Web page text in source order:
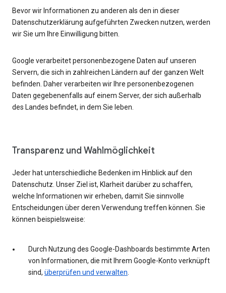
Bevor wir Informationen zu anderen als den in dieser
Datenschutzerklärung aufgeführten Zwecken nutzen, werden
wir Sie um Ihre Einwilligung bitten.
Google verarbeitet personenbezogene Daten auf unseren
Servern, die sich in zahlreichen Ländern auf der ganzen Welt
befinden. Daher verarbeiten wir Ihre personenbezogenen
Daten gegebenenfalls auf einem Server, der sich außerhalb
des Landes befindet, in dem Sie leben.
Transparenz und Wahlmöglichkeit
Jeder hat unterschiedliche Bedenken im Hinblick auf den
Datenschutz. Unser Ziel ist, Klarheit darüber zu schaffen,
welche Informationen wir erheben, damit Sie sinnvolle
Entscheidungen über deren Verwendung treffen können. Sie
können beispielsweise:
Durch Nutzung des Google-Dashboards bestimmte Arten
von Informationen, die mit Ihrem Google-Konto verknüpft
sind, überprüfen und verwalten.